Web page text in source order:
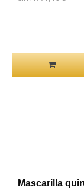
Mascarilla